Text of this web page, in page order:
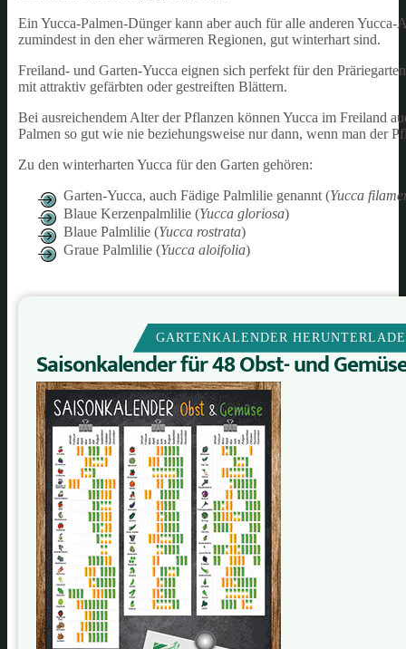
Ein Yucca-Palmen-Dünger kann aber auch für alle anderen
zumindest in den eher wärmeren Regionen, gut winterhart sind.
Freiland- und Garten-Yucca eignen sich perfekt für den
mit attraktiv gefärbten oder gestreiften Blättern.
Bei ausreichendem Alter der Pflanzen können Yucca im Freiland
Palmen so gut wie nie beziehungsweise nur dann, wenn man der
Zu den winterharten Yucca für den Garten gehören:
Garten-Yucca, auch Fädige Palmlilie genannt (Yucca
Blaue Kerzenpalmlilie (Yucca gloriosa)
Blaue Palmlilie (Yucca rostrata)
Graue Palmlilie (Yucca aloifolia)
GARTENKALENDER
Saisonkalender für 48 Obst- und